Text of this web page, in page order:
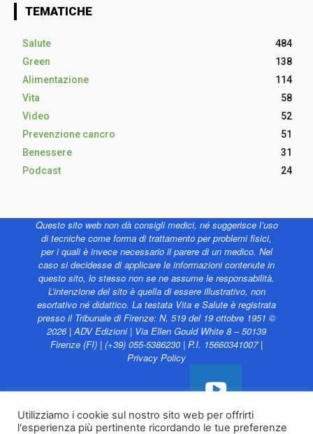
TEMATICHE
Salute
484
Green
138
Alimentazione
114
Vita
58
Video
52
Prevenzione cancro
51
Benessere
31
Podcast
24
Questo sito web non dà consigli medici, né suggerisce l’uso
di tecniche come forma di trattamento per problemi fisici,
per i quali è invece necessario il parere di un medico. Nel
caso si decidesse di applicare le informazioni contenute in
questo sito, lo stesso non se ne assume le responsabilità.
L’intenzione del sito è quella di essere illustrativo, non
esortativo né didattico. La testata Vita e Salute è registrata
presso il Tribunale di Firenze: N. 519 del 19 ottobre 1951 ©
2026 | ADV Edizioni | Via Ellen Gould White 8 – 50139
Firenze (FI) | (+39) 055-5386230 | P.I. 15660341007 |
Privacy Policy
Utilizziamo i cookie sul nostro sito web per offrirti
l'esperienza più pertinente ricordando le tue preferenze